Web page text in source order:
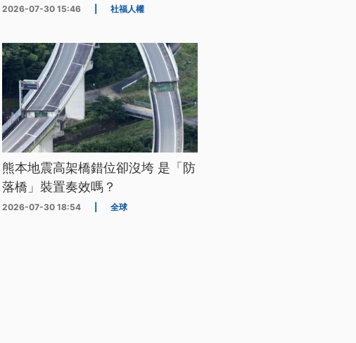
2026-07-30 15:46 社福人權
熊本地震高架橋錯位卻沒垮 是「防
落橋」裝置奏效嗎？
2026-07-30 18:54 全球